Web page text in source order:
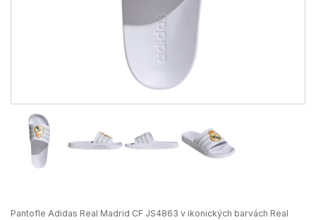
Pantofle Adidas Real Madrid CF JS4863 v ikonických barvách Real